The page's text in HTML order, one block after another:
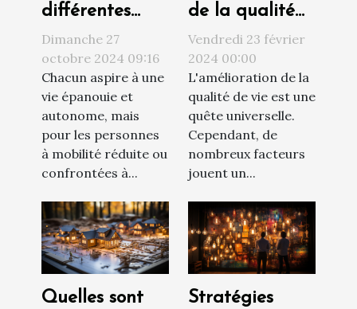
différentes
solutions
d'accessibilité
sur la qualité
de vie
Dimanche 27
octobre 2024 09:16
Chacun aspire à une
vie épanouie et
autonome, mais
pour les personnes
à mobilité réduite ou
confrontées à...
de la qualité
de vie par le
choix du
logement
Vendredi 23 février
2024 00:00
L'amélioration de la
qualité de vie est une
quête universelle.
Cependant, de
nombreux facteurs
jouent un...
Quelles sont
Stratégies